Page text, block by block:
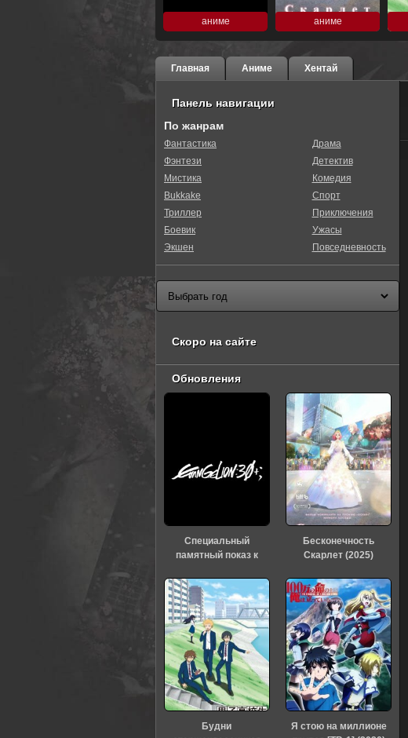
аниме аниме
Главная Аниме Хентай
Панель навигации
По жанрам
Фантастика
Фэнтези
Мистика
Bukkake
Триллер
Боевик
Экшен
Драма
Детектив
Комедия
Спорт
Приключения
Ужасы
Повседневность
Скоро на сайте
Обновления
Специальный
памятный показ к
«Евангелиона» (2026)
Бесконечность
Скарлет (2025)
Будни
Я стою на миллионе